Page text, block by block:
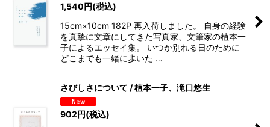
1,540円(税込)
15cm×10cm 182P 再入荷しました。 自身の経験
を真摯に文章にしてきた写真家、文筆家の植本一
子によるエッセイ集。 いつか別れる日のために
どこまでも一緒に歩いた …
さびしさについて / 植本一子、滝口悠生
902円(税込)